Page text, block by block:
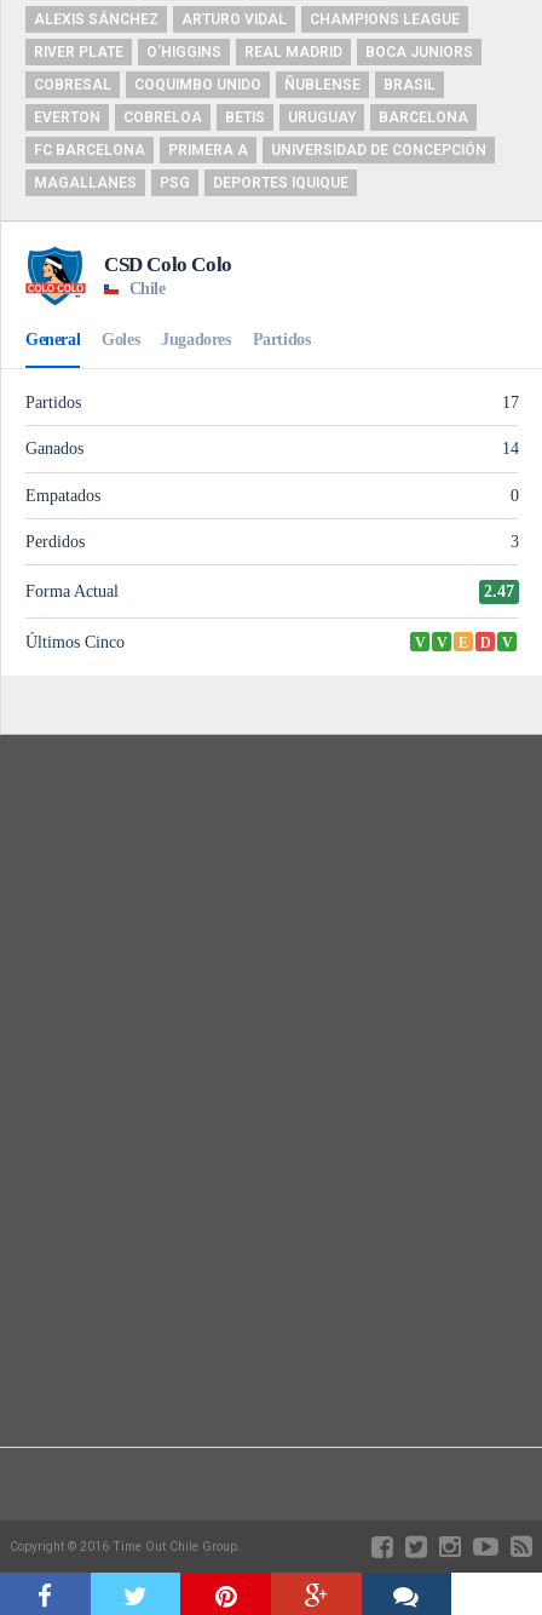
ALEXIS SÁNCHEZ
ARTURO VIDAL
CHAMPIONS LEAGUE
RIVER PLATE
O'HIGGINS REAL MADRID
BOCA JUNIORS
COBRESAL
COQUIMBO UNIDO ÑUBLENSE
BRASIL
EVERTON
COBRELOA BETIS URUGUAY
BARCELONA
FC BARCELONA
PRIMERA A
UNIVERSIDAD DE CONCEPCIÓN
MAGALLANES
PSG DEPORTES IQUIQUE
Copyright © 2016 Time Out Chile Group.